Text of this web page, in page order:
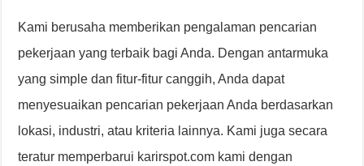
Kami berusaha memberikan pengalaman pencarian
pekerjaan yang terbaik bagi Anda. Dengan antarmuka
yang simple dan fitur-fitur canggih, Anda dapat
menyesuaikan pencarian pekerjaan Anda berdasarkan
lokasi, industri, atau kriteria lainnya. Kami juga secara
teratur memperbarui karirspot.com kami dengan